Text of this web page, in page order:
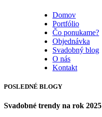
Domov
Portfólio
Čo ponukame?
Objednávka
Svadobný blog
O nás
Kontakt
POSLEDNÉ BLOGY
Svadobné trendy na rok 2025